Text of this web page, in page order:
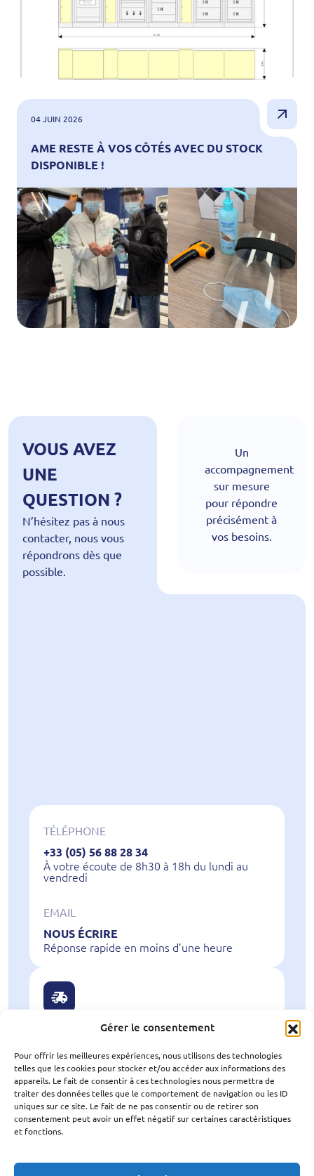
Gérer le consentement
Pour offrir les meilleures expériences, nous utilisons des technologies
telles que les cookies pour stocker et/ou accéder aux informations des
appareils. Le fait de consentir à ces technologies nous permettra de
traiter des données telles que le comportement de navigation ou les ID
uniques sur ce site. Le fait de ne pas consentir ou de retirer son
consentement peut avoir un effet négatif sur certaines caractéristiques
et fonctions.
04 JUIN 2026
AME RESTE À VOS CÔTÉS AVEC DU STOCK
DISPONIBLE !
VOUS AVEZ
UNE
QUESTION ?
N’hésitez pas à nous
contacter, nous vous
répondrons dès que
possible.
Un
accompagnement
sur mesure
pour répondre
précisément à
vos besoins.
TÉLÉPHONE
+33 (05) 56 88 28 34
À votre écoute de 8h30 à 18h du lundi au
vendredi
EMAIL
NOUS ÉCRIRE
Réponse rapide en moins d’une heure
LIVRAISON
NOUS SUIVRE
sur les réseaux